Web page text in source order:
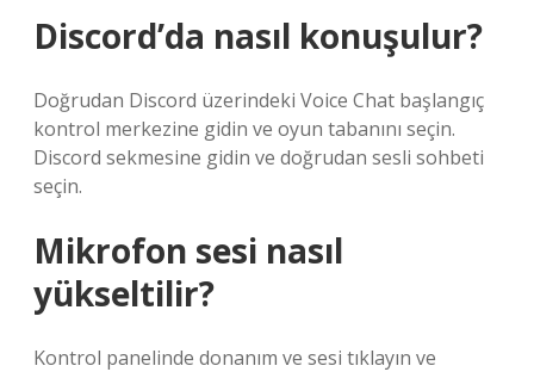
Discord’da nasıl konuşulur?
Doğrudan Discord üzerindeki Voice Chat başlangıç ​​
kontrol merkezine gidin ve oyun tabanını seçin.
Discord sekmesine gidin ve doğrudan sesli sohbeti
seçin.
Mikrofon sesi nasıl
yükseltilir?
Kontrol panelinde donanım ve sesi tıklayın ve